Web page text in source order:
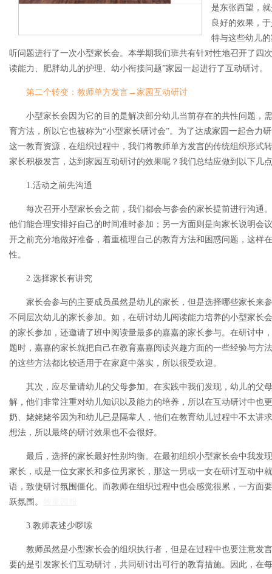
是东张西望，
良好的效果，
特与这些幼儿
听问题进行了一次小型家长会。本学期我们班共有针对性地召开了四
读能力、肥胖幼儿的护理、幼小衔接问题”家园一起进行了互动研讨。
第二个转变：教师单方发言→家园互动研讨
小型家长会因为它的目的是解决部分幼儿当前存在的共性问题，
育方法，所以它也被称为“小型家长研讨会”。为了达成家园一起合力
这一教育资源，在组织过程中，我们将教师单方发言的传统组织形式
家长积极发言，达到家园互动研讨的效果呢？我们总结应做到以下几
1.活动之前先沟通
每次召开小型家长会之前，我们都会与参会的家长提前进行沟通
他们能合理安排好自己的时间准时参加；另一方面则是向家长说明会
开之前充分地做好准备，着重梳理自己的教育方法和困惑问题，这样
性。
2.选择家长有讲究
家长会参与的主要成员虽然是幼儿的家长，但是选择哪些家长来
不同层次幼儿的家长参加。如，在研讨幼儿阅读能力培养的小型家长
的家长参加，还邀请了班中阅读量最多的嘉嘉的家长参与。在研讨中
题时，嘉嘉的家长就把自己在教育嘉嘉阅读兴趣方面的一些经验与方
的这些方法都比较适用于在家庭中落实，所以很受欢迎。
其次，应尽量请幼儿的父母参加。在实践中我们发现，幼儿的父
解，他们非常注重对幼儿知识以及能力的培养，所以在互动研讨中也
奶、姥姥姥爷因为和幼儿已是隔辈人，他们在教育幼儿过程中不太讲
想法，所以最终的研讨效果也不会很好。
最后，选择的家长最好性别均衡。在最初组织小型家长会中我发
家长，或是一位女家长和多位男家长，那这一男或一女在研讨互动中
语，致使研讨氛围僵化。而教师在组织过程中也会感觉很累，一方面
跃氛围。
3.教师表述少啰嗦
教师虽然是小型家长会的组织执行者，但是在过程中也要注意发
要的是引发家长们互动研讨，共同研讨出可行的教育措施。因此，在